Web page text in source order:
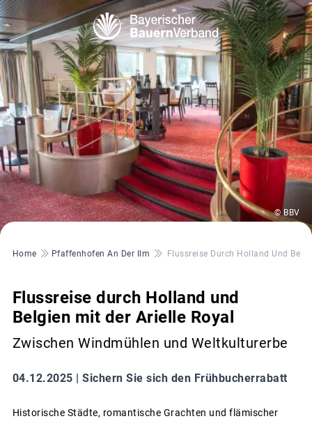
© BBV
Pfadnavigation
Home Pfaffenhofen An Der Ilm Flussreise Durch Holland Und
Flussreise durch Holland und
Belgien mit der Arielle Royal
Zwischen Windmühlen und Weltkulturerbe
04.12.2025 | Sichern Sie sich den Frühbucherrabatt
Historische Städte, romantische Grachten und flämischer